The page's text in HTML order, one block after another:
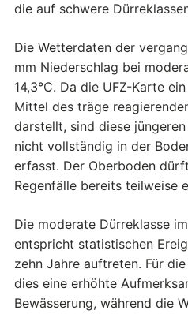
die auf schwere
Die Wetterdaten der
mm Niederschlag bei
14,3°C. Da die UFZ-Karte
Mittel des träge
darstellt, sind diese
nicht vollständig in der
erfasst. Der Oberboden
Regenfälle bereits teilweise
Die moderate Dürreklasse
entspricht statistischen
zehn Jahre auftreten. Für
dies eine erhöhte
Bewässerung, während die